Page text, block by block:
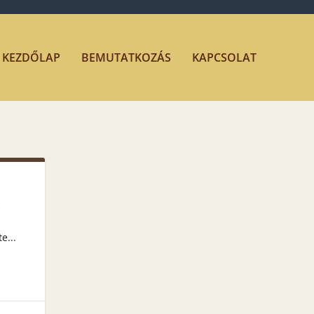
KEZDŐLAP BEMUTATKOZÁS KAPCSOLAT